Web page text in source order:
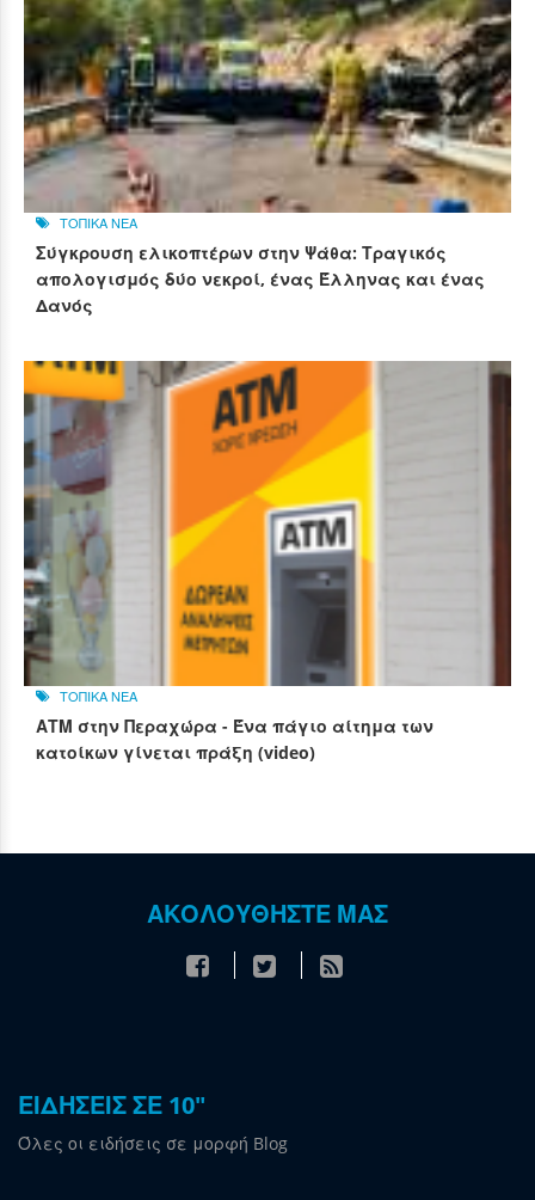
ΤΟΠΙΚΑ ΝΕΑ
Σύγκρουση ελικοπτέρων στην Ψάθα: Τραγικός
απολογισμός δύο νεκροί, ένας Έλληνας και ένας
Δανός
ΤΟΠΙΚΑ ΝΕΑ
ΑΤΜ στην Περαχώρα - Ένα πάγιο αίτημα των
κατοίκων γίνεται πράξη (video)
ΑΚΟΛΟΥΘΗΣΤΕ ΜΑΣ
ΕΙΔΗΣΕΙΣ ΣΕ 10"
Όλες οι ειδήσεις σε μορφή Blog